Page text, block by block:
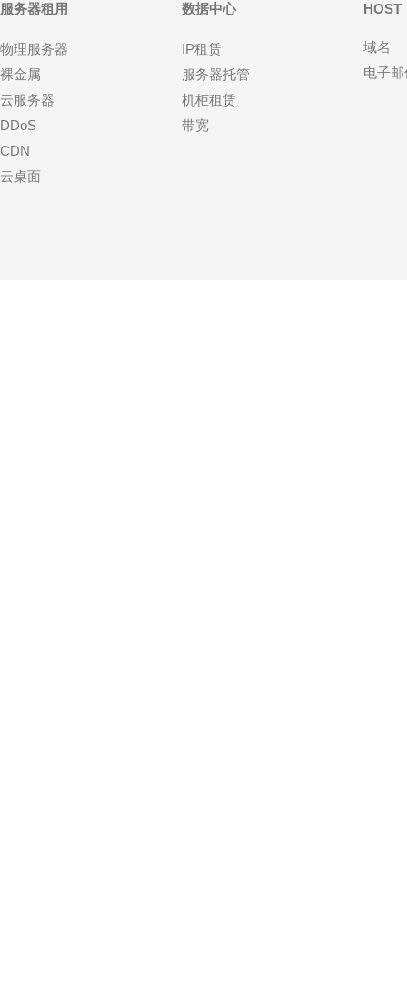
服务器租用
物理服务器
裸金属
云服务器
DDoS
CDN
云桌面
数据中心
IP租赁
服务器托管
机柜租赁
带宽
HOST
域名
电子